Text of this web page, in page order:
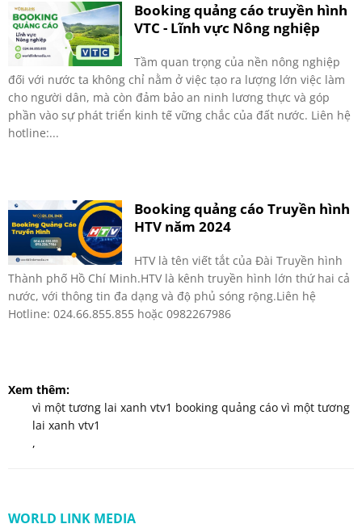
Booking quảng cáo truyền hình
VTC - Lĩnh vực Nông nghiệp
Tầm quan trọng của nền nông nghiệp
đối với nước ta không chỉ nằm ở việc tạo ra lượng lớn việc làm
cho người dân, mà còn đảm bảo an ninh lương thực và góp
phần vào sự phát triển kinh tế vững chắc của đất nước. Liên hệ
hotline:...
Booking quảng cáo Truyền hình
HTV năm 2024
HTV là tên viết tắt của Đài Truyền hình
Thành phố Hồ Chí Minh.HTV là kênh truyền hình lớn thứ hai cả
nước, với thông tin đa dạng và độ phủ sóng rộng.Liên hệ
Hotline: 024.66.855.855 hoặc 0982267986
Xem thêm:
vì một tương lai xanh vtv1 booking quảng cáo vì một tương
lai xanh vtv1
,
WORLD LINK MEDIA